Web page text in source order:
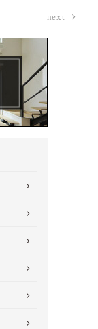
next